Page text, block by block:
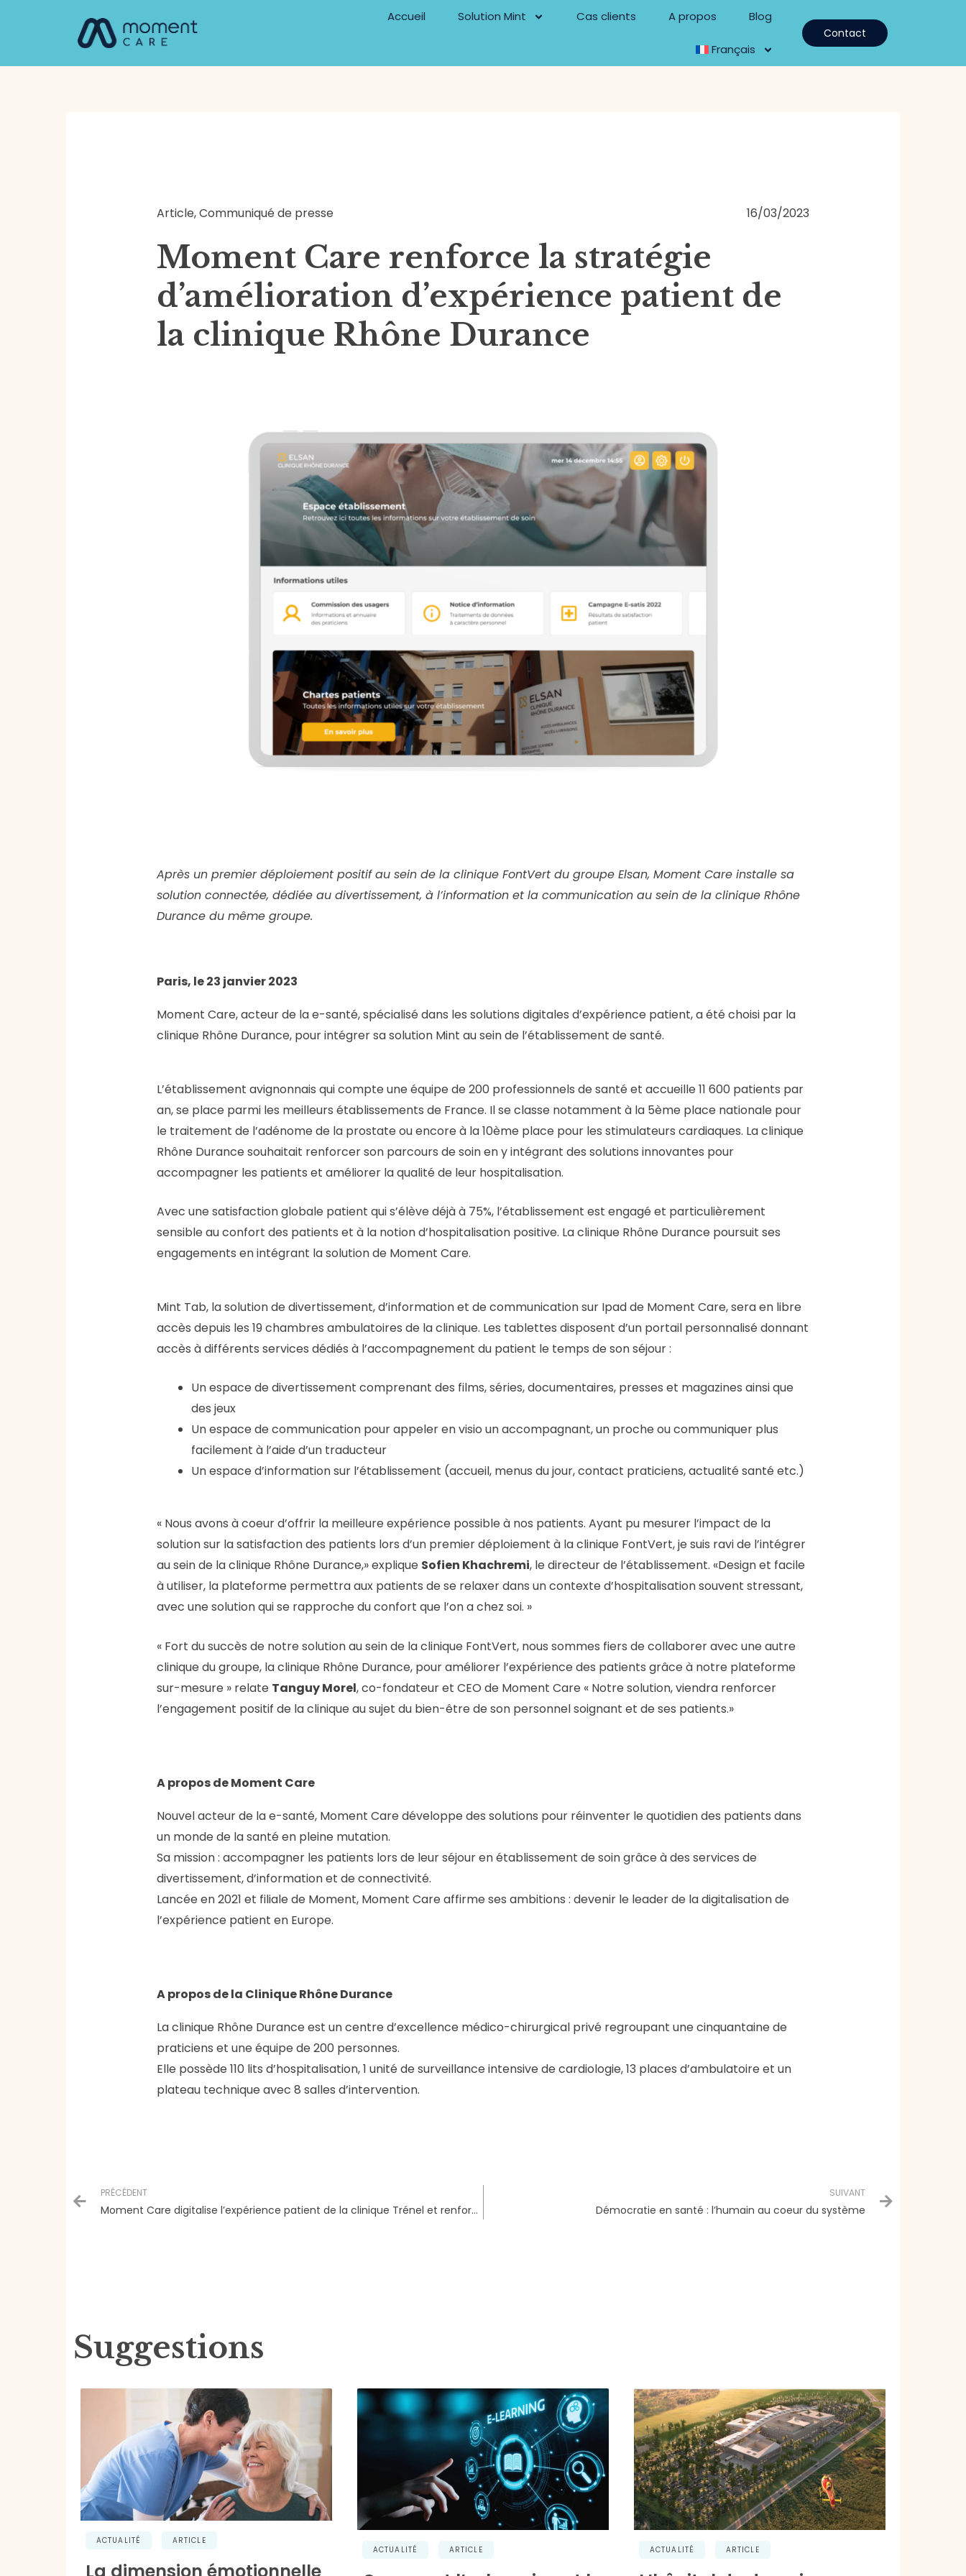
Accueil Solution Mint Cas clients A propos Blog
Français
Contact
Article,Communiqué de presse 16/03/2023
Moment Care renforce la stratégie
d’amélioration d’expérience patient de
la clinique Rhône Durance
Après un premier déploiement positif au sein de la clinique FontVert du groupe Elsan, Moment Care installe sa
solution connectée, dédiée au divertissement, à l’information et la communication au sein de la clinique Rhône
Durance du même groupe.
Paris, le 23 janvier 2023
Moment Care, acteur de la e-santé, spécialisé dans les solutions digitales d’expérience patient, a été choisi par la
clinique Rhône Durance, pour intégrer sa solution Mint au sein de l’établissement de santé.
L’établissement avignonnais qui compte une équipe de 200 professionnels de santé et accueille 11 600 patients par
an, se place parmi les meilleurs établissements de France. Il se classe notamment à la 5ème place nationale pour
le traitement de l’adénome de la prostate ou encore à la 10ème place pour les stimulateurs cardiaques. La clinique
Rhône Durance souhaitait renforcer son parcours de soin en y intégrant des solutions innovantes pour
accompagner les patients et améliorer la qualité de leur hospitalisation.
Avec une satisfaction globale patient qui s’élève déjà à 75%, l’établissement est engagé et particulièrement
sensible au confort des patients et à la notion d’hospitalisation positive. La clinique Rhône Durance poursuit ses
engagements en intégrant la solution de Moment Care.
Mint Tab, la solution de divertissement, d’information et de communication sur Ipad de Moment Care, sera en libre
accès depuis les 19 chambres ambulatoires de la clinique. Les tablettes disposent d’un portail personnalisé donnant
accès à différents services dédiés à l’accompagnement du patient le temps de son séjour :
Un espace de divertissement comprenant des films, séries, documentaires, presses et magazines ainsi que
des jeux
Un espace de communication pour appeler en visio un accompagnant, un proche ou communiquer plus
facilement à l’aide d’un traducteur
Un espace d’information sur l’établissement (accueil, menus du jour, contact praticiens, actualité santé etc.)
« Nous avons à coeur d’offrir la meilleure expérience possible à nos patients. Ayant pu mesurer l’impact de la
solution sur la satisfaction des patients lors d’un premier déploiement à la clinique FontVert, je suis ravi de l’intégrer
au sein de la clinique Rhône Durance,» explique Sofien Khachremi, le directeur de l’établissement. «Design et facile
à utiliser, la plateforme permettra aux patients de se relaxer dans un contexte d’hospitalisation souvent stressant,
avec une solution qui se rapproche du confort que l’on a chez soi. »
« Fort du succès de notre solution au sein de la clinique FontVert, nous sommes fiers de collaborer avec une autre
clinique du groupe, la clinique Rhône Durance, pour améliorer l’expérience des patients grâce à notre plateforme
sur-mesure » relate Tanguy Morel, co-fondateur et CEO de Moment Care « Notre solution, viendra renforcer
l’engagement positif de la clinique au sujet du bien-être de son personnel soignant et de ses patients.»
A propos de Moment Care
Nouvel acteur de la e-santé, Moment Care développe des solutions pour réinventer le quotidien des patients dans
un monde de la santé en pleine mutation.
Sa mission : accompagner les patients lors de leur séjour en établissement de soin grâce à des services de
divertissement, d’information et de connectivité.
Lancée en 2021 et filiale de Moment, Moment Care affirme ses ambitions : devenir le leader de la digitalisation de
l’expérience patient en Europe.
A propos de la Clinique Rhône Durance
La clinique Rhône Durance est un centre d’excellence médico-chirurgical privé regroupant une cinquantaine de
praticiens et une équipe de 200 personnes.
Elle possède 110 lits d’hospitalisation, 1 unité de surveillance intensive de cardiologie, 13 places d’ambulatoire et un
plateau technique avec 8 salles d’intervention.
Prev
PRÉCÉDENT
Moment Care digitalise l’expérience patient de la clinique Trénel et renforce sa présence en France
SUIVANT
Démocratie en santé : l’humain au coeur du système
Suggestions
ACTUALITÉ ARTICLE
ACTUALITÉ ARTICLE ACTUALITÉ ARTICLE
de
l’article